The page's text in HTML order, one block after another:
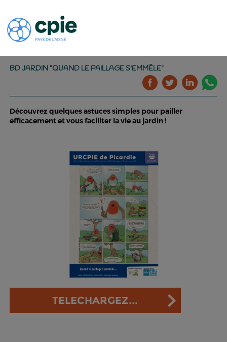
BD JARDIN "QUAND LE PAILLAGE S'EMMÊLE"
Découvrez quelques astuces simples pour pailler
efficacement et vous faciliter la vie au jardin !
TELECHARGEZ...